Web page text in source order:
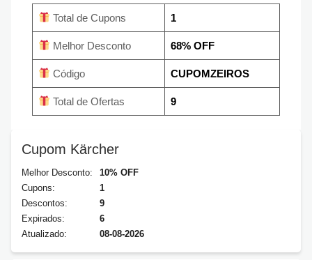
Total de Cupons 1
Melhor Desconto 68% OFF
Código CUPOMZEIROS
Total de Ofertas 9
Cupom Kärcher
Melhor Desconto:
10% OFF
Cupons:
1
Descontos:
9
Expirados:
6
Atualizado:
08-08-2026